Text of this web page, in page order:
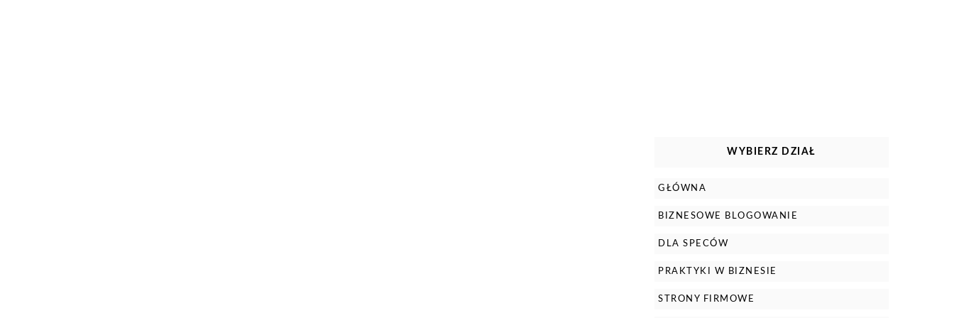
WYBIERZ DZIAŁ
GŁÓWNA
BIZNESOWE BLOGOWANIE
DLA SPECÓW
PRAKTYKI W BIZNESIE
STRONY FIRMOWE